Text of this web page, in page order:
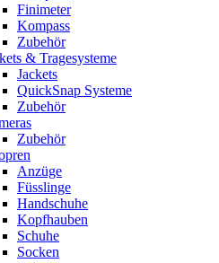
Finimeter
Kompass
Zubehör
& Tragesysteme
Jackets
QuickSnap Systeme
Zubehör
Zubehör
Anzüge
Füsslinge
Handschuhe
Kopfhauben
Schuhe
Socken